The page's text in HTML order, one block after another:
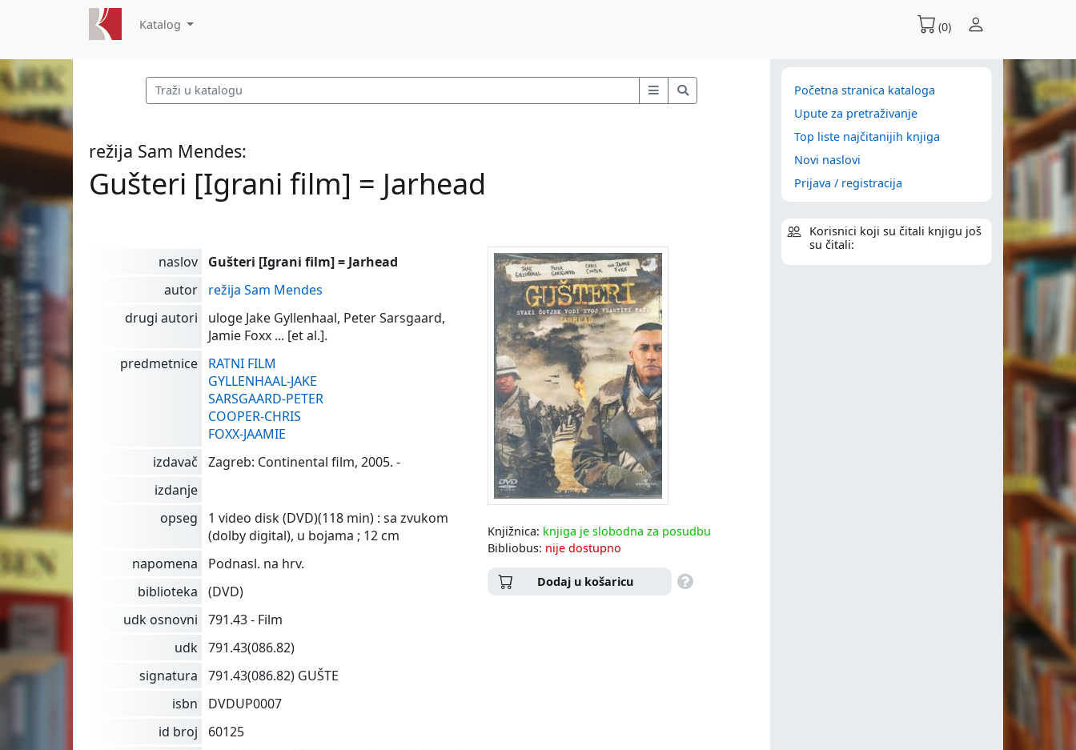
Katalog (0)
režija Sam Mendes:
Gušteri [Igrani film] = Jarhead
naslov
Gušteri [Igrani film] = Jarhead
autor
režija Sam Mendes
drugi autori
uloge Jake Gyllenhaal, Peter Sarsgaard,
Jamie Foxx ... [et al.].
predmetnice
RATNI FILM
GYLLENHAAL-JAKE
SARSGAARD-PETER
COOPER-CHRIS
FOXX-JAAMIE
izdavač
Zagreb: Continental film, 2005. -
izdanje
opseg
1 video disk (DVD)(118 min) : sa zvukom
(dolby digital), u bojama ; 12 cm
napomena
Podnasl. na hrv.
biblioteka
(DVD)
udk osnovni
791.43 - Film
udk
791.43(086.82)
signatura
791.43(086.82) GUŠTE
isbn
DVDUP0007
id broj
60125
Knjižnica: knjiga je slobodna za posudbu
Bibliobus: nije dostupno
Dodaj u košaricu
Početna stranica kataloga
Upute za pretraživanje
Top liste najčitanijih knjiga
Novi naslovi
Prijava / registracija
Korisnici koji su čitali knjigu još
su čitali: